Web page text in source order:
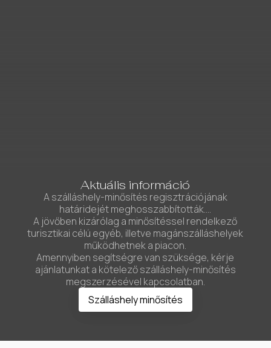
Aktuális információ
A szálláshely-minősítés regisztrációjának
határidejét meghosszabbították....
A jövőben kizárólag a minősítéssel rendelkező
turisztikai célú egyéb, illetve magánszálláshelyek
működhetnek a piacon.
Amennyiben segítségre van szüksége, kérje
ajánlatunkat a kötelező szálláshely-minősítés
megszerzésével kapcsolatban.
Szálláshely minősítés